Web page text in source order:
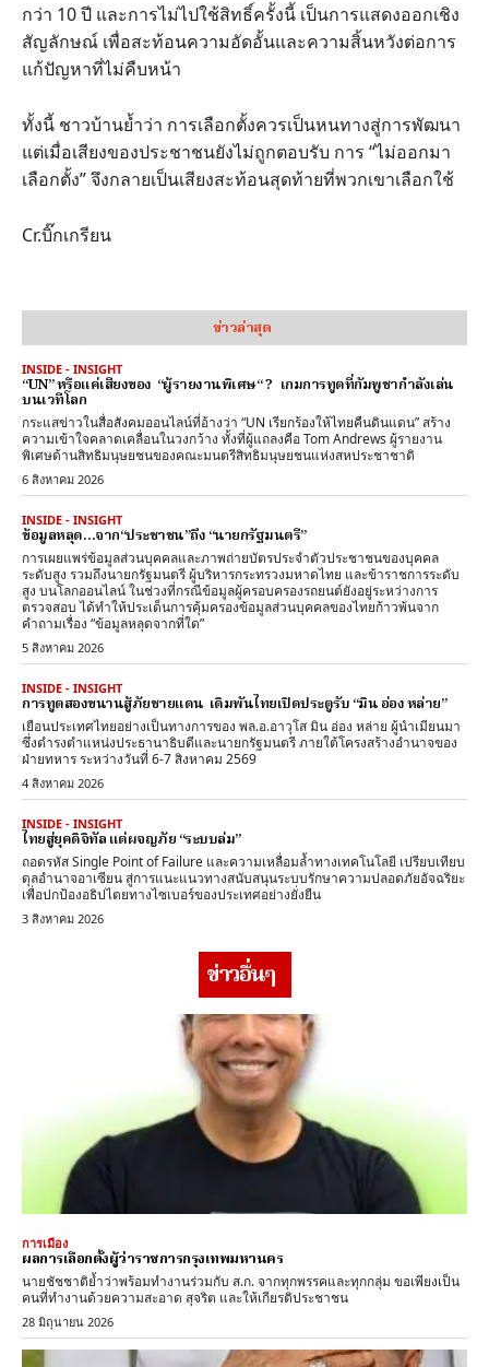
กว่า 10 ปี และการไม่ไปใช้สิทธิ์ครั้งนี้ เป็นการแสดงออกเชิง
สัญลักษณ์ เพื่อสะท้อนความอัดอั้นและความสิ้นหวังต่อการ
แก้ปัญหาที่ไม่คืบหน้า
ทั้งนี้ ชาวบ้านย้ำว่า การเลือกตั้งควรเป็นหนทางสู่การพัฒนา
แต่เมื่อเสียงของประชาชนยังไม่ถูกตอบรับ การ “ไม่ออกมา
เลือกตั้ง” จึงกลายเป็นเสียงสะท้อนสุดท้ายที่พวกเขาเลือกใช้
Cr.บิ๊กเกรียน
ข่าวล่าสุด
INSIDE - INSIGHT
“UN” หรือแค่เสียงของ “ผู้รายงานพิเศษ“ ? เกมการทูตที่กัมพูชากำลังเล่น
บนเวทีโลก
กระแสข่าวในสื่อสังคมออนไลน์ที่อ้างว่า “UN เรียกร้องให้ไทยคืนดินแดน” สร้าง
ความเข้าใจคลาดเคลื่อนในวงกว้าง ทั้งที่ผู้แถลงคือ Tom Andrews ผู้รายงาน
พิเศษด้านสิทธิมนุษยชนของคณะมนตรีสิทธิมนุษยชนแห่งสหประชาชาติ
6 สิงหาคม 2026
INSIDE - INSIGHT
ข้อมูลหลุด…จาก“ประชาชน”ถึง “นายกรัฐมนตรี”
การเผยแพร่ข้อมูลส่วนบุคคลและภาพถ่ายบัตรประจำตัวประชาชนของบุคคล
ระดับสูง รวมถึงนายกรัฐมนตรี ผู้บริหารกระทรวงมหาดไทย และข้าราชการระดับ
สูง บนโลกออนไลน์ ในช่วงที่กรณีข้อมูลผู้ครอบครองรถยนต์ยังอยู่ระหว่างการ
ตรวจสอบ ได้ทำให้ประเด็นการคุ้มครองข้อมูลส่วนบุคคลของไทยก้าวพ้นจาก
คำถามเรื่อง “ข้อมูลหลุดจากที่ใด”
5 สิงหาคม 2026
INSIDE - INSIGHT
การทูตสองขนานสู้ภัยชายแดน เดิมพันไทยเปิดประตูรับ “มิน อ่อง หล่าย”
เยือนประเทศไทยอย่างเป็นทางการของ พล.อ.อาวุโส มิน อ่อง หล่าย ผู้นำเมียนมา
ซึ่งดำรงตำแหน่งประธานาธิบดีและนายกรัฐมนตรี ภายใต้โครงสร้างอำนาจของ
ฝ่ายทหาร ระหว่างวันที่ 6-7 สิงหาคม 2569
4 สิงหาคม 2026
INSIDE - INSIGHT
ไทยสู่ยุคดิจิทัล แต่ผจญภัย “ระบบล่ม”
ถอดรหัส Single Point of Failure และความเหลื่อมล้ำทางเทคโนโลยี เปรียบเทียบ
ดุลอำนาจอาเซียน สู่การแนะแนวทางสนับสนุนระบบรักษาความปลอดภัยอัจฉริยะ
เพื่อปกป้องอธิปไตยทางไซเบอร์ของประเทศอย่างยั่งยืน
3 สิงหาคม 2026
ข่าวอื่นๆ
การเมือง
ผลการเลือกตั้งผู้ว่าราชการกรุงเทพมหานคร
นายชัชชาติย้ำว่าพร้อมทำงานร่วมกับ ส.ก. จากทุกพรรคและทุกกลุ่ม ขอเพียงเป็น
คนที่ทำงานด้วยความสะอาด สุจริต และให้เกียรติประชาชน
28 มิถุนายน 2026